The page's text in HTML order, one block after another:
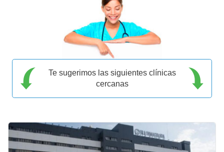
Te sugerimos las siguientes clínicas
cercanas